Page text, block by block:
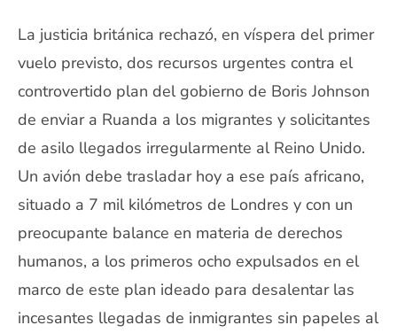
La justicia británica rechazó, en víspera del primer
vuelo previsto, dos recursos urgentes contra el
controvertido plan del gobierno de Boris Johnson
de enviar a Ruanda a los migrantes y solicitantes
de asilo llegados irregularmente al Reino Unido.
Un avión debe trasladar hoy a ese país africano,
situado a 7 mil kilómetros de Londres y con un
preocupante balance en materia de derechos
humanos, a los primeros ocho expulsados en el
marco de este plan ideado para desalentar las
incesantes llegadas de inmigrantes sin papeles al